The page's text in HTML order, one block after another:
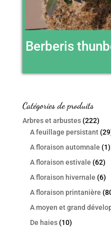
Berberis
Catégories de produits
Arbres et arbustes (222)
A feuillage persistant
A floraison automnale (1)
A floraison estivale (62)
A floraison hivernale (6)
A floraison printanière
A moyen et grand
De haies (10)